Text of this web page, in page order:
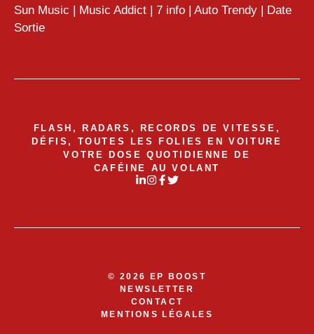
Sun Music | Music Addict | 7 info | Auto Trendy | Date
Sortie
FLASH, RADARS, RECORDS DE VITESSE,
DÉFIS, TOUTES LES FOLIES EN VOITURE
VOTRE DOSE QUOTIDIENNE DE
CAFÉINE AU VOLANT
© 2026 EP BOOST
NEWSLETTER
CONTACT
MENTIONS LÉGALES